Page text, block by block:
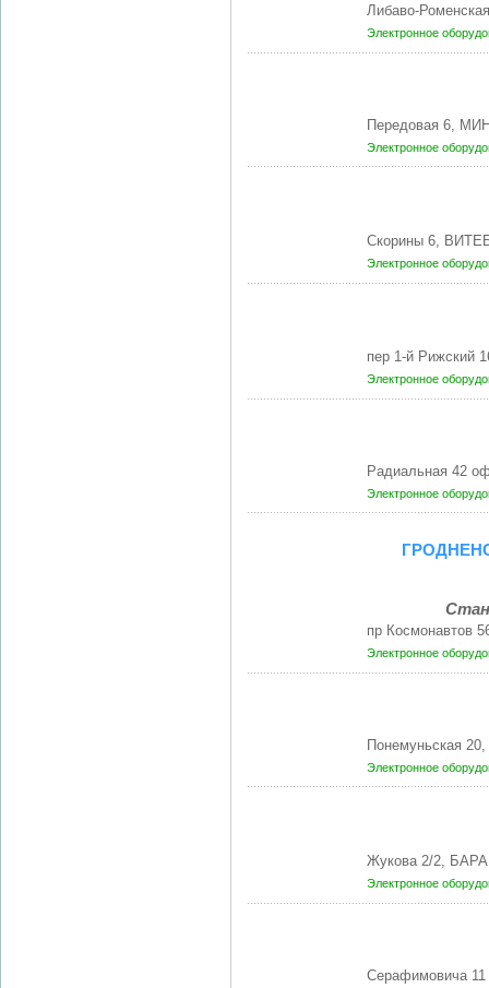
Либаво-
Электронное
Передовая 6,
Электронное
Скорины 6,
Электронное
пер 1-й Рижский
Электронное
Радиальная 42
Электронное
пр Космонавтов
Электронное
Понемуньская
Электронное
Жукова 2/2,
Электронное
Серафимовича